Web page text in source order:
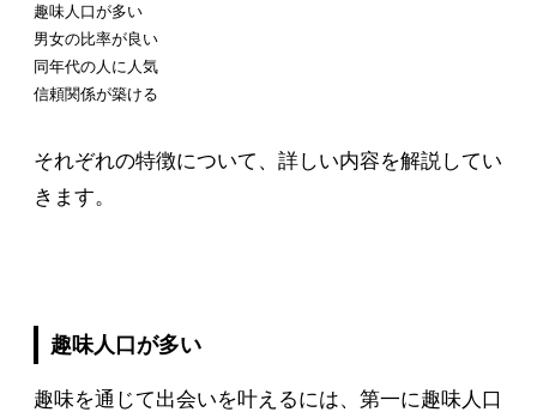
趣味人口が多い
男女の比率が良い
同年代の人に人気
信頼関係が築ける
それぞれの特徴について、詳しい内容を解説してい
きます。
趣味人口が多い
趣味を通じて出会いを叶えるには、第一に趣味人口